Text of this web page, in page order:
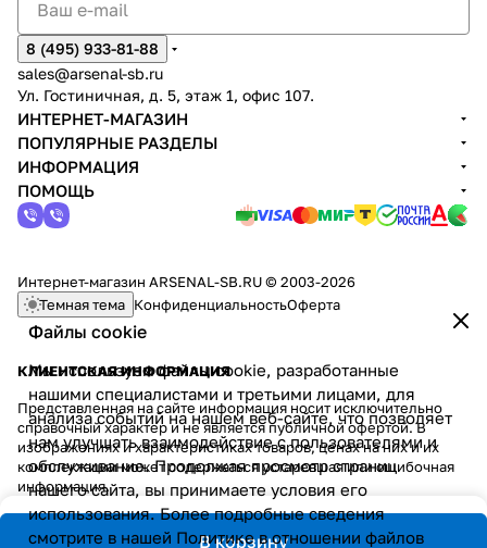
В корзину
Файлы cookie
Мы используем файлы cookie, разработанные
нашими специалистами и третьими лицами, для
анализа событий на нашем веб-сайте, что позволяет
нам улучшать взаимодействие с пользователями и
обслуживание. Продолжая просмотр страниц
нашего сайта, вы принимаете условия его
использования. Более подробные сведения
смотрите в нашей Политике в отношении файлов
8 (495) 933-81-88
sales@arsenal-sb.ru
Ул. Гостиничная, д. 5, этаж 1, офис 107.
ИНТЕРНЕТ-МАГАЗИН
ПОПУЛЯРНЫЕ РАЗДЕЛЫ
ИНФОРМАЦИЯ
ПОМОЩЬ
Интернет-магазин ARSENAL-SB.RU © 2003-2026
Темная тема КонфиденциальностьОферта
КЛИЕНТСКАЯ ИНФОРМАЦИЯ
Представленная на сайте информация носит исключительно
справочный характер и не является публичной офертой. В
изображениях и характеристиках товаров, ценах на них и их
комплектации может содержаться устаревшая или ошибочная
информация.